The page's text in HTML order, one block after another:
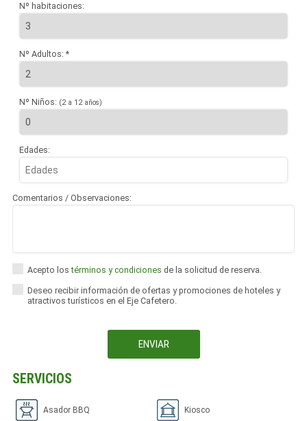
Nº habitaciones:
Nº Adultos: *
Nº Niños: (2 a 12 años)
Edades:
Comentarios / Observaciones:
Acepto lostérminos y condiciones de la solicitud de reserva.
Deseo recibir información de ofertas y promociones de hoteles y
atractivos turísticos en el Eje Cafetero.
SERVICIOS
Asador BBQ Kiosco